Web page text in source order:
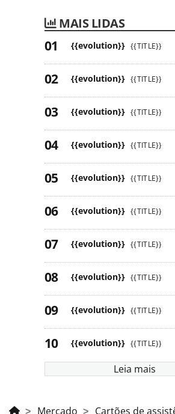
MAIS LIDAS
{{evolution}} {{TITLE}}
{{evolution}} {{TITLE}}
{{evolution}} {{TITLE}}
{{evolution}} {{TITLE}}
{{evolution}} {{TITLE}}
{{evolution}} {{TITLE}}
{{evolution}} {{TITLE}}
{{evolution}} {{TITLE}}
{{evolution}} {{TITLE}}
{{evolution}} {{TITLE}}
Leia mais
Mercado
Cartões de